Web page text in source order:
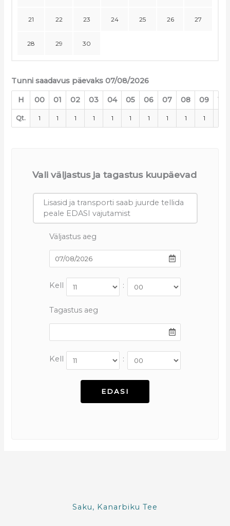
21 22 23 24 25 26 27
28 29 30
Tunni saadavus päevaks 07/08/2026
H 00 01 02 03 04 05 06 07 08 09 10
Qt. 1 1 1 1 1 1 1 1 1 1
Vali väljastus ja tagastus kuupäevad
Lisasid ja transporti saab juurde tellida
peale EDASI vajutamist
Väljastus aeg
Kell :
Tagastus aeg
Kell :
Saku, Kanarbiku Tee